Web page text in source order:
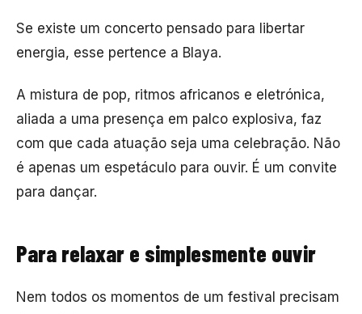
Se existe um concerto pensado para libertar
energia, esse pertence a Blaya.
A mistura de pop, ritmos africanos e eletrónica,
aliada a uma presença em palco explosiva, faz
com que cada atuação seja uma celebração. Não
é apenas um espetáculo para ouvir. É um convite
para dançar.
Para relaxar e simplesmente ouvir
Nem todos os momentos de um festival precisam